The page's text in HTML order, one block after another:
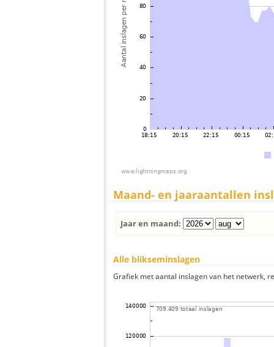
Maand- en jaaraantallen
Jaar en maand:
Alle blikseminslagen
Grafiek met aantal inslagen van het netwerk,